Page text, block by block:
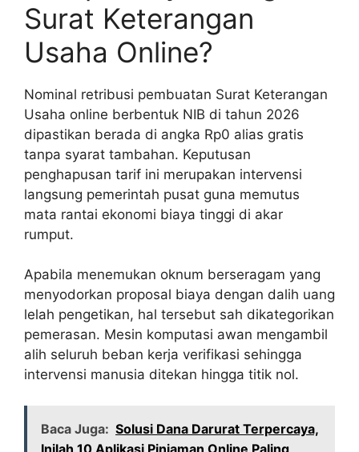
Surat Keterangan
Usaha Online?
Nominal retribusi pembuatan Surat Keterangan
Usaha online berbentuk NIB di tahun 2026
dipastikan berada di angka Rp0 alias gratis
tanpa syarat tambahan. Keputusan
penghapusan tarif ini merupakan intervensi
langsung pemerintah pusat guna memutus
mata rantai ekonomi biaya tinggi di akar
rumput.
Apabila menemukan oknum berseragam yang
menyodorkan proposal biaya dengan dalih uang
lelah pengetikan, hal tersebut sah dikategorikan
pemerasan. Mesin komputasi awan mengambil
alih seluruh beban kerja verifikasi sehingga
intervensi manusia ditekan hingga titik nol.
Baca Juga: Solusi Dana Darurat Terpercaya,
Inilah 10 Aplikasi Pinjaman Online Paling